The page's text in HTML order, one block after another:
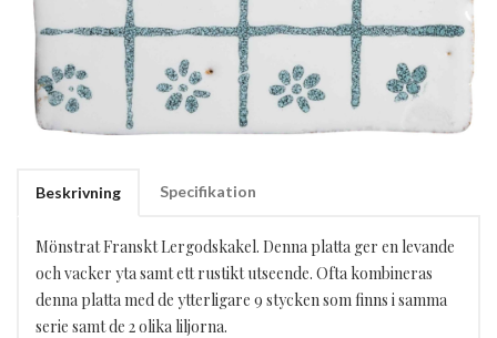
Beskrivning Specifikation
Mönstrat Franskt Lergodskakel. Denna platta ger en levande
och vacker yta samt ett rustikt utseende. Ofta kombineras
denna platta med de ytterligare 9 stycken som finns i samma
serie samt de 2 olika liljorna.